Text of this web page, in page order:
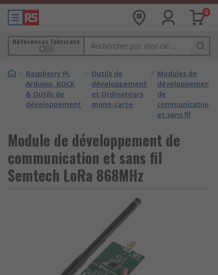
0
Références fabricant
/ Raspberry Pi,
Arduino, ROCK
& Outils de
développement
/ Outils de
développement
et Ordinateurs
mono-carte
/ Modules de
développement
de
communication
et sans fil
Module de développement de
communication et sans fil
Semtech LoRa 868MHz